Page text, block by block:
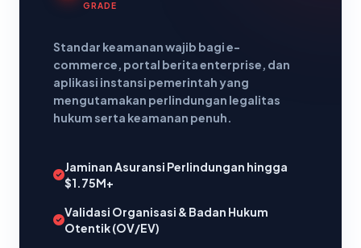
GRADE
Standar keamanan wajib bagi e-
commerce, portal berita enterprise, dan
aplikasi instansi pemerintah yang
mengutamakan perlindungan legalitas
hukum serta keamanan penuh.
Jaminan Asuransi Perlindungan hingga
$1.75M+
Validasi Organisasi & Badan Hukum
Otentik (OV/EV)